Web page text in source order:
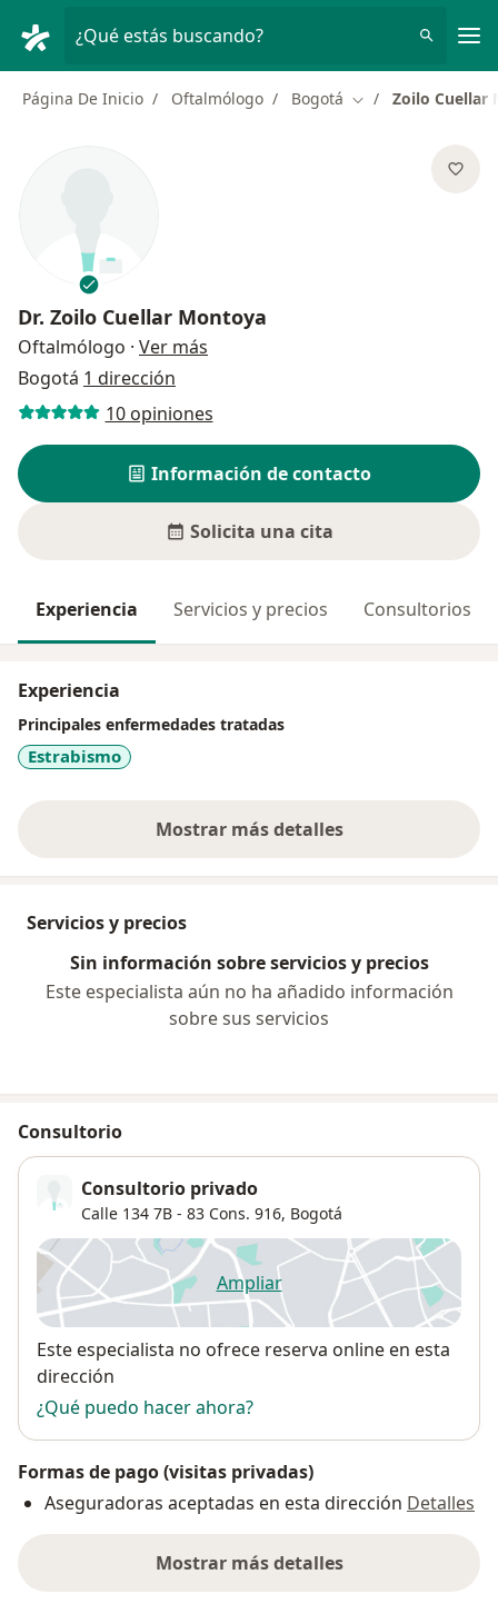
¿Qué estás buscando?
Página De Inicio Oftalmólogo Bogotá Cambiar de ciudad
Zoilo Cuellar
Dr. Zoilo Cuellar Montoya
Oftalmólogo · Ver más
Bogotá 1 dirección
10 opiniones
Información de contacto
Solicita una cita
Experiencia Servicios y precios Consultorios
Experiencia
Principales enfermedades tratadas
Estrabismo
Mostrar más detalles
sobre la experiencia
Servicios y precios
Sin información sobre servicios y precios
Este especialista aún no ha añadido información
sobre sus servicios
Consultorio
Consultorio privado
Calle 134 7B ‐ 83 Cons. 916, Bogotá
Ampliarse abre en una nueva
Disponibilidad
Este especialista no ofrece reserva online en esta
dirección
¿Qué puedo hacer ahora?
Formas de pago (visitas privadas)
Aseguradoras aceptadas en esta dirección Detalles
Mostrar más detalles
sobre la dirección